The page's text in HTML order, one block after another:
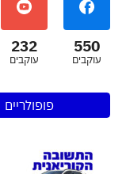
550
עוקבים
232
עוקבים
פופולריים